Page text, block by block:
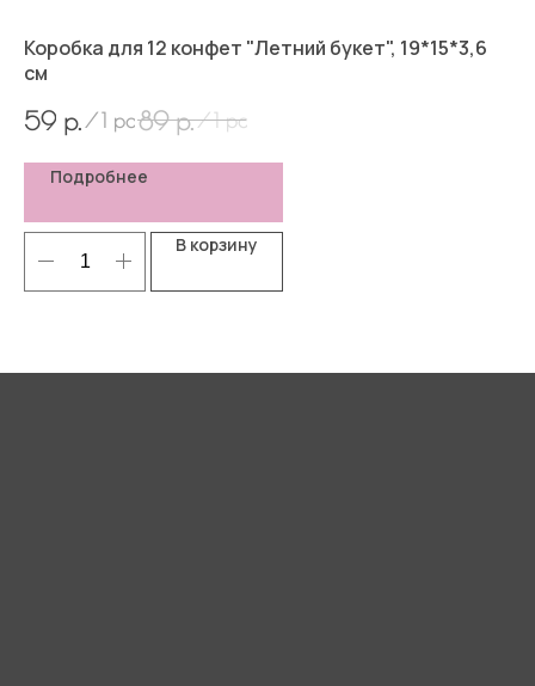
Коробка для 12 конфет "Летний букет", 19*15*3,6
см
59 р. /1 pc89 р./1 pc
Подробнее
В корзину